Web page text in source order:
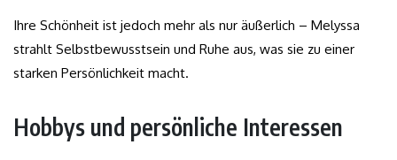
Ihre Schönheit ist jedoch mehr als nur äußerlich – Melyssa
strahlt Selbstbewusstsein und Ruhe aus, was sie zu einer
starken Persönlichkeit macht.
Hobbys und persönliche Interessen